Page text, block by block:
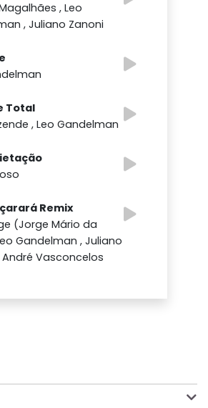
, Leo
, Juliano Zanoni
Total
, Leo Gandelman
Remix
(Jorge Mário da
Gandelman , Juliano
André Vasconcelos